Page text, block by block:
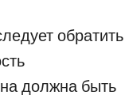
обратить
должна быть